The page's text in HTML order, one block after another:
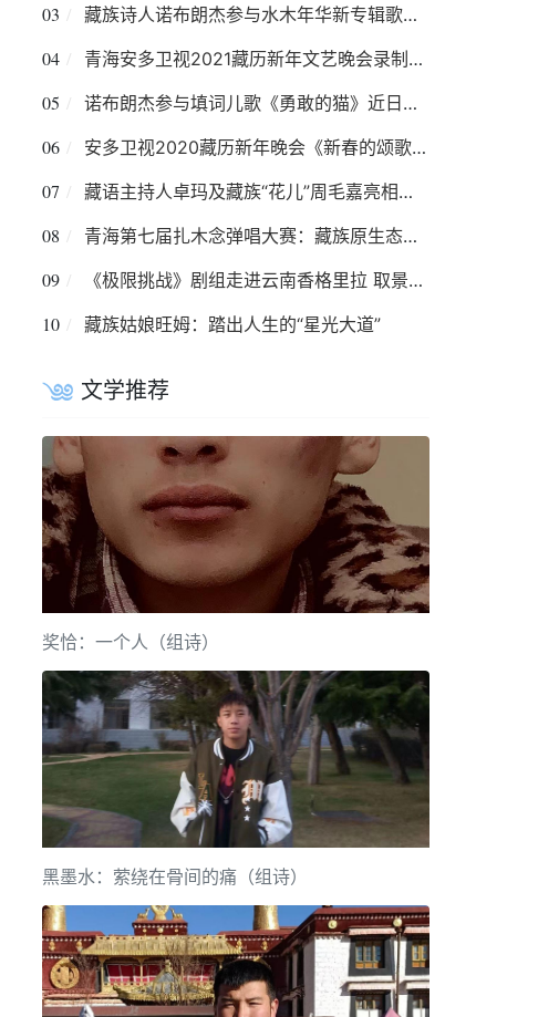
03 藏族诗人诺布朗杰参与水木年华新专辑歌曲填词
04 青海安多卫视2021藏历新年文艺晚会录制完成
05 诺布朗杰参与填词儿歌《勇敢的猫》近日发布
06 安多卫视2020藏历新年晚会《新春的颂歌》录制完成
07 藏语主持人卓玛及藏族“花儿”周毛嘉亮相青海卫视开播晚会
08 青海第七届扎木念弹唱大赛：藏族原生态音乐的盛宴
09 《极限挑战》剧组走进云南香格里拉 取景拍摄
10 藏族姑娘旺姆：踏出人生的“星光大道”
文学推荐
奖恰：一个人（组诗）
黑墨水：萦绕在骨间的痛（组诗）